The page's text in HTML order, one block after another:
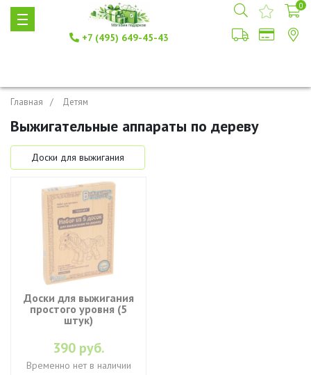
+7 (495) 649-45-43
0
Главная Детям
Выжигательные аппараты по дереву
Доски для выжигания
Доски для выжигания
простого уровня (5
штук)
390 руб.
Временно нет в наличии